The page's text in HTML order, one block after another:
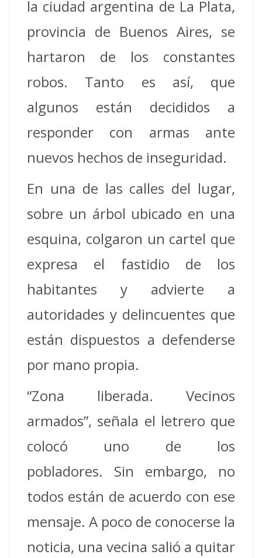
la ciudad argentina de La Plata,
provincia de Buenos Aires, se
hartaron de los constantes
robos. Tanto es así, que
algunos están decididos a
responder con armas ante
nuevos hechos de inseguridad.
En una de las calles del lugar,
sobre un árbol ubicado en una
esquina, colgaron un cartel que
expresa el fastidio de los
habitantes y advierte a
autoridades y delincuentes que
están dispuestos a defenderse
por mano propia.
“Zona liberada. Vecinos
armados”, señala el letrero que
colocó uno de los
pobladores. Sin embargo, no
todos están de acuerdo con ese
mensaje. A poco de conocerse la
noticia, una vecina salió a quitar